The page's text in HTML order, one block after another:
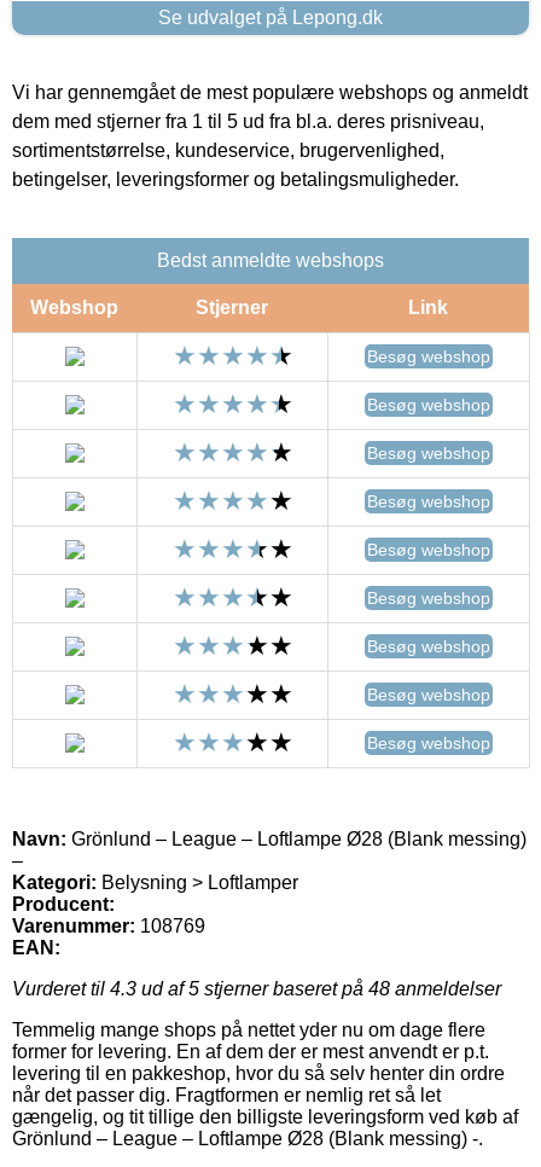
Se udvalget på Lepong.dk
Vi har gennemgået de mest populære webshops og anmeldt
dem med stjerner fra 1 til 5 ud fra bl.a. deres prisniveau,
sortimentstørrelse, kundeservice, brugervenlighed,
betingelser, leveringsformer og betalingsmuligheder.
Bedst anmeldte webshops
Webshop Stjerner Link
Besøg webshop
Besøg webshop
Besøg webshop
Besøg webshop
Besøg webshop
Besøg webshop
Besøg webshop
Besøg webshop
Besøg webshop
Navn: Grönlund – League – Loftlampe Ø28 (Blank messing)
–
Kategori: Belysning > Loftlamper
Producent:
Varenummer: 108769
EAN:
Vurderet til 4.3 ud af 5 stjerner baseret på 48 anmeldelser
Temmelig mange shops på nettet yder nu om dage flere
former for levering. En af dem der er mest anvendt er p.t.
levering til en pakkeshop, hvor du så selv henter din ordre
når det passer dig. Fragtformen er nemlig ret så let
gængelig, og tit tillige den billigste leveringsform ved køb af
Grönlund – League – Loftlampe Ø28 (Blank messing) -.